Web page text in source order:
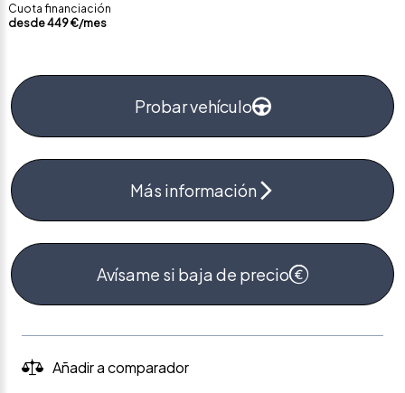
Cuota financiación
desde449€/mes
Probar vehículo
Más información
Avísame si baja de precio
Añadir a comparador